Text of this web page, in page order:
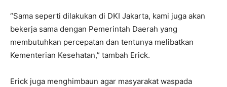
“Sama seperti dilakukan di DKI Jakarta, kami juga akan
bekerja sama dengan Pemerintah Daerah yang
membutuhkan percepatan dan tentunya melibatkan
Kementerian Kesehatan,” tambah Erick.
Erick juga menghimbaun agar masyarakat waspada